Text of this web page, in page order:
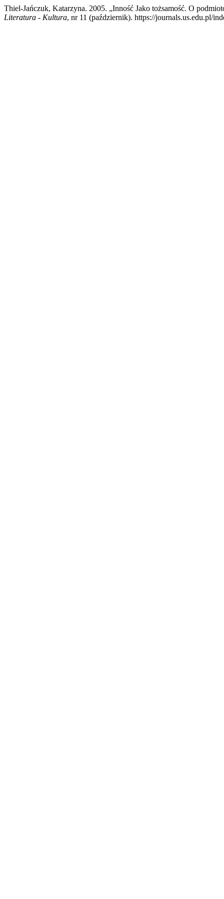
Thiel-Jańczuk, Katarzyna. 2005. „Inność Jako tożsamość. O
Literatura - Kultura, nr 11 (październik). https://journals.us.edu.pl/